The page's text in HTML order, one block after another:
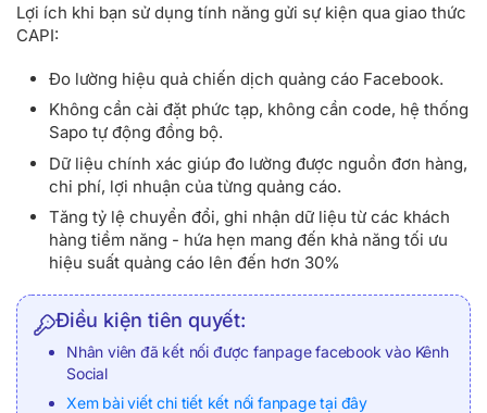
Lợi ích khi bạn sử dụng tính năng gửi sự kiện qua giao thức
CAPI:
Đo lường hiệu quả chiến dịch quảng cáo Facebook.
Không cần cài đặt phức tạp, không cần code, hệ thống
Sapo tự động đồng bộ.
Dữ liệu chính xác giúp đo lường được nguồn đơn hàng,
chi phí, lợi nhuận của từng quảng cáo.
Tăng tỷ lệ chuyển đổi, ghi nhận dữ liệu từ các khách
hàng tiềm năng - hứa hẹn mang đến khả năng tối ưu
hiệu suất quảng cáo lên đến hơn 30%
Điều kiện tiên quyết:
Nhân viên đã kết nối được fanpage facebook vào Kênh
Social
Xem bài viết chi tiết kết nối fanpage tại đây